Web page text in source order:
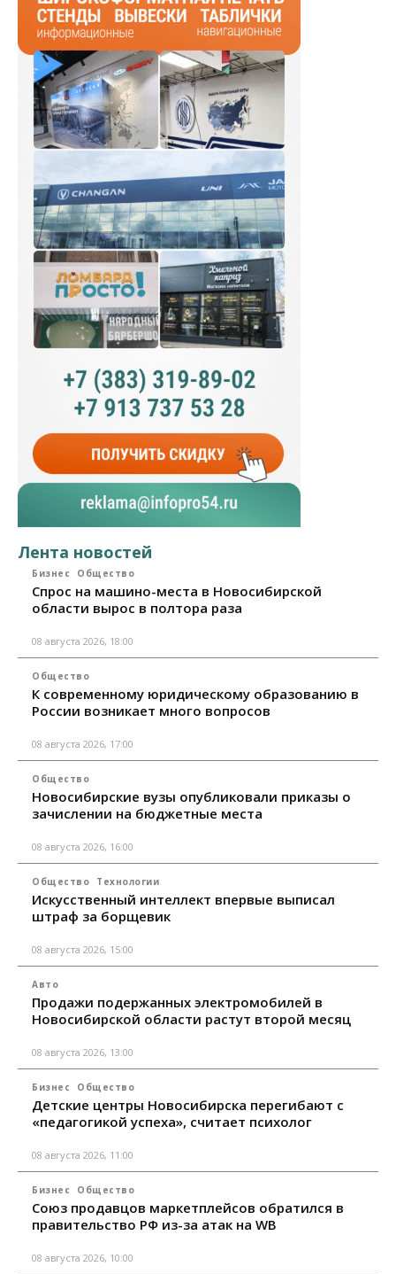
Лента новостей
Бизнес Общество
Спрос на машино-места в Новосибирской
области вырос в полтора раза
08 августа 2026, 18:00
Общество
К современному юридическому образованию в
России возникает много вопросов
08 августа 2026, 17:00
Общество
Новосибирские вузы опубликовали приказы о
зачислении на бюджетные места
08 августа 2026, 16:00
Общество Технологии
Искусственный интеллект впервые выписал
штраф за борщевик
08 августа 2026, 15:00
Авто
Продажи подержанных электромобилей в
Новосибирской области растут второй месяц
08 августа 2026, 13:00
Бизнес Общество
Детские центры Новосибирска перегибают с
«педагогикой успеха», считает психолог
08 августа 2026, 11:00
Бизнес Общество
Союз продавцов маркетплейсов обратился в
правительство РФ из-за атак на WB
08 августа 2026, 10:00